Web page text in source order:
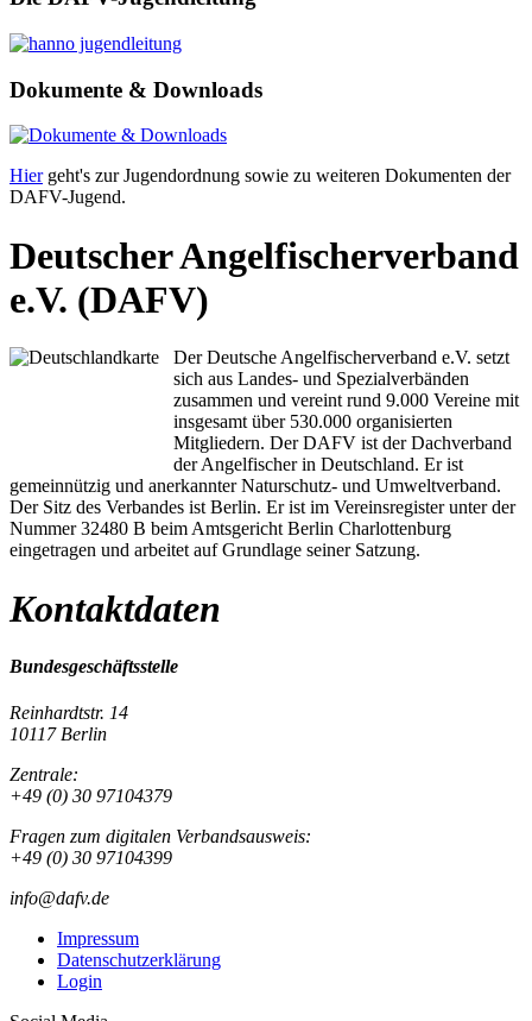
Dokumente & Downloads
Hiergeht's zur Jugendordnung sowie zu weiteren Dokumenten der
DAFV-Jugend.
Deutscher Angelfischerverband
e.V. (DAFV)
Der Deutsche Angelfischerverband e.V. setzt
sich aus Landes- und Spezialverbänden
zusammen und vereint rund 9.000 Vereine mit
insgesamt über 530.000 organisierten
Mitgliedern. Der DAFV ist der Dachverband
der Angelfischer in Deutschland. Er ist
gemeinnützig und anerkannter Naturschutz- und Umweltverband.
Der Sitz des Verbandes ist Berlin. Er ist im Vereinsregister unter der
Nummer 32480 B beim Amtsgericht Berlin Charlottenburg
eingetragen und arbeitet auf Grundlage seiner Satzung.
Kontaktdaten
Bundesgeschäftsstelle
Reinhardtstr. 14
10117 Berlin
Zentrale:
+49 (0) 30 97104379
Fragen zum digitalen Verbandsausweis:
+49 (0) 30 97104399
info@dafv.de
Impressum
Datenschutzerklärung
Login